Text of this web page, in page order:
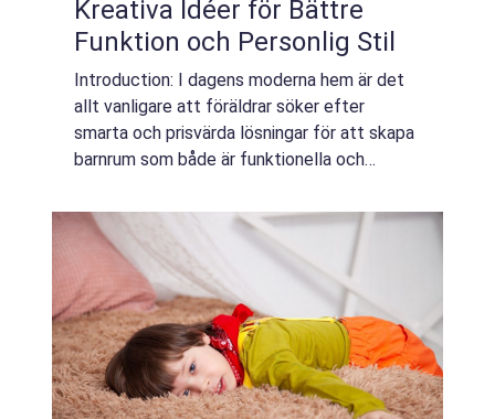
Kreativa Idéer för Bättre
Funktion och Personlig Stil
Introduction: I dagens moderna hem är det
allt vanligare att föräldrar söker efter
smarta och prisvärda lösningar för att skapa
barnrum som både är funktionella och
möbelföretaget, har blivit kända för sina R...